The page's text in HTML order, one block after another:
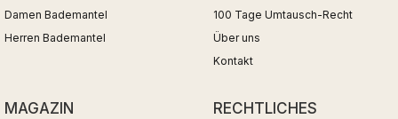
Damen Bademantel
Herren Bademantel
100 Tage Umtausch-Recht
Über uns
Kontakt
MAGAZIN RECHTLICHES